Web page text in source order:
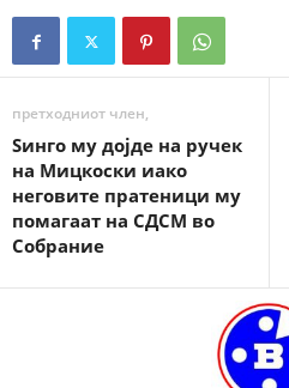
претходниот член,
Ѕинго му дојде на ручек
на Мицкоски иако
неговите пратеници му
помагаат на СДСМ во
Собрание